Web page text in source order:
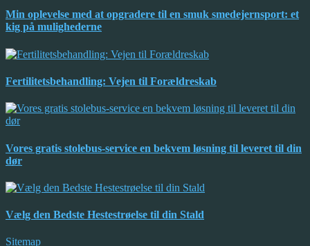
Min oplevelse med at opgradere til en smuk smedejernsport: et
kig på mulighederne
Fertilitetsbehandling: Vejen til Forældreskab
Vores gratis stolebus-service en bekvem løsning til leveret til din
dør
Vælg den Bedste Hestestrøelse til din Stald
Sitemap